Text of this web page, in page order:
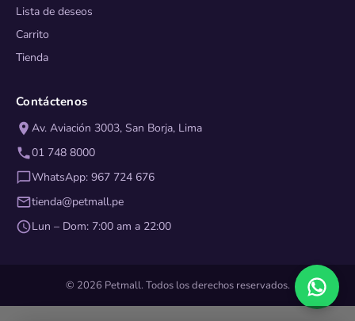
Lista de deseos
Carrito
Tienda
Contáctenos
Av. Aviación 3003, San Borja, Lima
01 748 8000
WhatsApp: 967 724 676
tienda@petmall.pe
Lun – Dom: 7:00 am a 22:00
© 2026 Petmall. Todos los derechos reservados.